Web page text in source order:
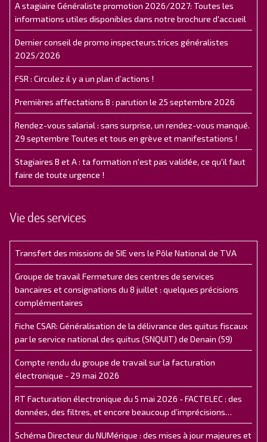
A stagiaire Généraliste promotion 2026/2027: Toutes les
informations utiles disponibles dans notre brochure d'accueil
Dernier conseil de promo inspecteurs.trices généralistes
2025/2026
FSR : Circulez il y a un plan d’actions !
Premières affectations B : parution le 25 septembre 2026
Rendez-vous salarial : sans surprise, un rendez-vous manqué.
29 septembre Toutes et tous en grève et manifestations !
Stagiaires B et A : ta formation n'est pas validée, ce qu'il faut
faire de toute urgence !
Vie des services
Transfert des missions de SIE vers le Pôle National de TVA
Groupe de travail Fermeture des centres de services
bancaires et consignations du 8 juillet : quelques précisions
complémentaires
Fiche CSAR: Généralisation de la délivrance des quitus fiscaux
par le service national des quitus (SNQUIT) de Denain (59)
Compte rendu du groupe de travail sur la facturation
électronique - 29 mai 2026
RT Facturation électronique du 5 mai 2026 - FACTELEC : des
données, des filtres, et encore beaucoup d’imprécisions…
Schéma Directeur du NUMérique : des mises à jour majeures et